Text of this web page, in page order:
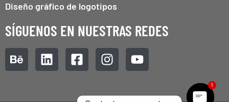
Diseño gráfico de logotipos
SÍGUENOS EN NUESTRAS REDES
1